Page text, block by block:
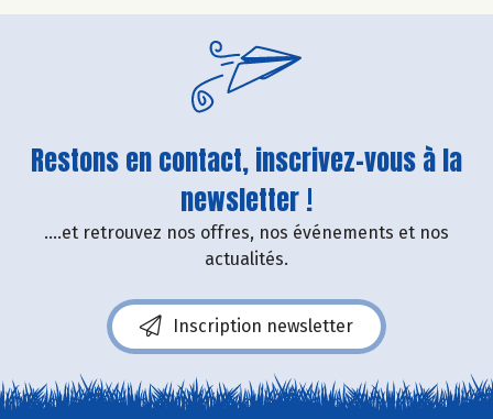
Restons en contact, inscrivez-vous à la
newsletter !
....et retrouvez nos offres, nos événements et nos
actualités.
Inscription newsletter